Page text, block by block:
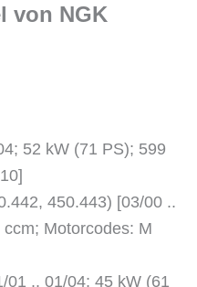
von NGK
52 kW (71 PS); 599
450.443) [03/00 ..
Motorcodes: M
01 .. 01/04; 45 kW (61